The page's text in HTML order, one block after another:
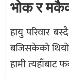
भोक र
हायु परिवार
बजिसकेको
हामी त्यहाँबाट